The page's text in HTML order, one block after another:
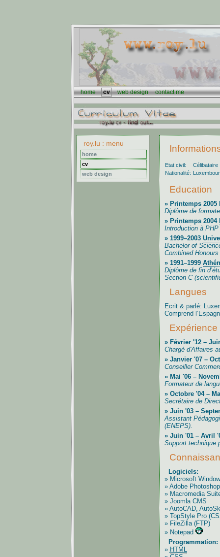
home cv web design contact me
roy.lu : menu
home
cv
web design
Etat civil:
Célibataire
Nationalité:
Education
» Printemps 2005
Diplôme de
» Printemps 2004
Introduction à
» 1999–2003
Bachelor of
Combined
» 1991–1999
Diplôme de fin
Section C
Langues
Ecrit & parlé:
Comprend
Expérience
» Février '12 –
Chargé d'Affaires
» Janvier '07 –
Conseiller
» Mai '06 –
Formateur de
» Octobre '04 –
Secrétaire de
» Juin '03 –
Assistant
(ENEPS).
» Juin '01 – Avril
Support technique
Logiciels:
» Microsoft
» Adobe
» Macromedia
» Joomla CMS
» AutoCAD,
» TopStyle Pro
» FileZilla (FTP)
» Notepad
Programmation:
» HTML